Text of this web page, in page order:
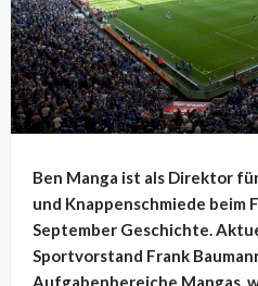
Ben Manga ist als Direktor
und Knappenschmiede beim
September Geschichte.
Sportvorstand Frank
Aufgabenbereiche Mangas,